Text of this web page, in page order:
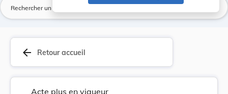
arrow_back Retour accueil
Acte plus en vigueur